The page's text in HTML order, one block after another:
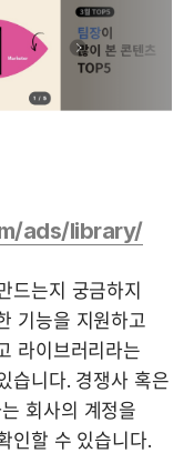
ads/library/
드는지 궁금하지
기능을 지원하고
라이브러리라는
습니다. 경쟁사 혹은
회사의 계정을
인할 수 있습니다.